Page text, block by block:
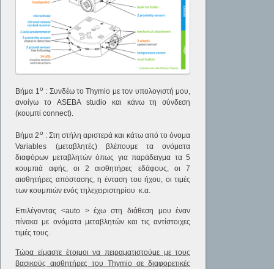
Βήμα 1ο : Συνδέω το Thymio με τον υπολογιστή μου,
ανοίγω το ASEBA studio και κάνω τη σύνδεση
(κουμπί connect).
Βήμα 2ο : Στη στήλη αριστερά και κάτω από το όνομα
Variables (μεταβλητές) βλέπουμε τα ονόματα
διαφόρων μεταβλητών όπως για παράδειγμα τα 5
κουμπιά αφής, οι 2 αισθητήρες εδάφους, οι 7
αισθητήρες απόστασης, η ένταση του ήχου, οι τιμές
των κουμπιών ενός τηλεχειριστηρίου κ.α.
Επιλέγοντας <auto > έχω στη διάθεση μου έναν
πίνακα με ονόματα μεταβλητών και τις αντίστοιχες
τιμές τους.
Τώρα είμαστε έτοιμοι να πειραματιστούμε με τους
βασικούς αισθητήρες τουThymio σε διαφορετικές